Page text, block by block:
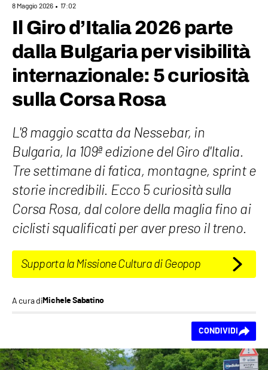
8 Maggio 2026 17:02
Il Giro d’Italia 2026 parte
dalla Bulgaria per visibilità
internazionale: 5 curiosità
sulla Corsa Rosa
L'8 maggio scatta da Nessebar, in
Bulgaria, la 109ª edizione del Giro d'Italia.
Tre settimane di fatica, montagne, sprint e
storie incredibili. Ecco 5 curiosità sulla
Corsa Rosa, dal colore della maglia fino ai
ciclisti squalificati per aver preso il treno.
Supporta la Missione Cultura di Geopop
A cura diMichele Sabatino
CONDIVIDI